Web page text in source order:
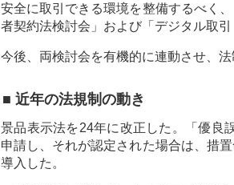
安全に取引できる環境を整備するべく
者契約法検討会」および「デジタル取
今後、両検討会を有機的に連動させ、
■ 近年の法規制の動き
景品表示法を24年に改正した。「優良
申請し、それが認定された場合は、措
導入した。